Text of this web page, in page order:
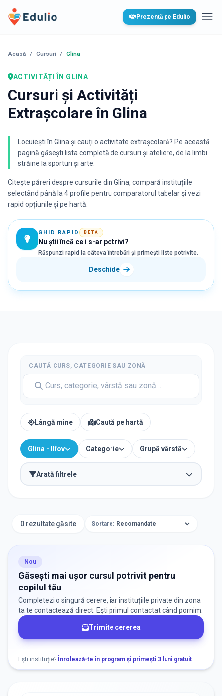
Edulio Prezență pe Edulio
Acasă / Cursuri / Glina
ACTIVITĂȚI ÎN GLINA
Cursuri și Activități
Extrașcolare în Glina
Locuiești în Glina și cauți o activitate extrașcolară? Pe această
pagină găsești lista completă de cursuri și ateliere, de la limbi
străine la sporturi și arte.
Citește păreri despre cursurile din Glina, compară instituțiile
selectând până la 4 profile pentru comparatorul tabelar și vezi
rapid opțiunile și pe hartă.
GHID RAPID BETA
Nu știi încă ce i s-ar potrivi?
Răspunzi rapid la câteva întrebări și primești liste potrivite.
Deschide
CAUTĂ CURS, CATEGORIE SAU ZONĂ
Lângă mine Caută pe hartă
Glina - Ilfov Categorie Grupă vârstă
Arată filtrele
CATEGORII
Selectează Categorii
Vârstă
0 rezultate găsite Sortare:
Nou
Găsești mai ușor cursul potrivit pentru
copilul tău
Completezi o singură cerere, iar instituțiile private din zona
ta te contactează direct. Ești primul contactat când pornim.
Trimite cererea
Ești instituție? Înrolează-te în program și primești 3 luni gratuit.